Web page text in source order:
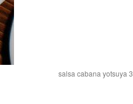
salsa cabana yotsuya 3